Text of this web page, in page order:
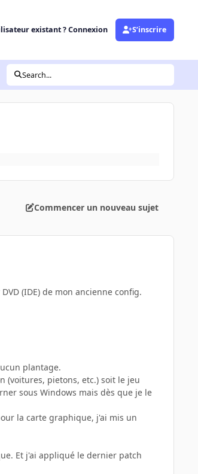
existant ? Connexion S’inscrire
Search...
Commencer un nouveau sujet
(IDE) de mon ancienne config.
plantage.
(voitures, pietons, etc.) soit le jeu
sous Windows mais dès que je le
la carte graphique, j'ai mis un
Et j'ai appliqué le dernier patch